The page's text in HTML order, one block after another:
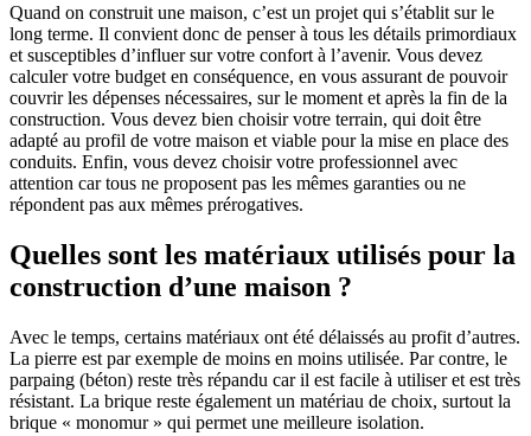
Quand on construit une maison, c’est un projet qui s’établit sur le
long terme. Il convient donc de penser à tous les détails primordiaux
et susceptibles d’influer sur votre confort à l’avenir. Vous devez
calculer votre budget en conséquence, en vous assurant de pouvoir
couvrir les dépenses nécessaires, sur le moment et après la fin de la
construction. Vous devez bien choisir votre terrain, qui doit être
adapté au profil de votre maison et viable pour la mise en place des
conduits. Enfin, vous devez choisir votre professionnel avec
attention car tous ne proposent pas les mêmes garanties ou ne
répondent pas aux mêmes prérogatives.
Quelles sont les matériaux utilisés pour la
construction d’une maison ?
Avec le temps, certains matériaux ont été délaissés au profit d’autres.
La pierre est par exemple de moins en moins utilisée. Par contre, le
parpaing (béton) reste très répandu car il est facile à utiliser et est très
résistant. La brique reste également un matériau de choix, surtout la
brique « monomur » qui permet une meilleure isolation.